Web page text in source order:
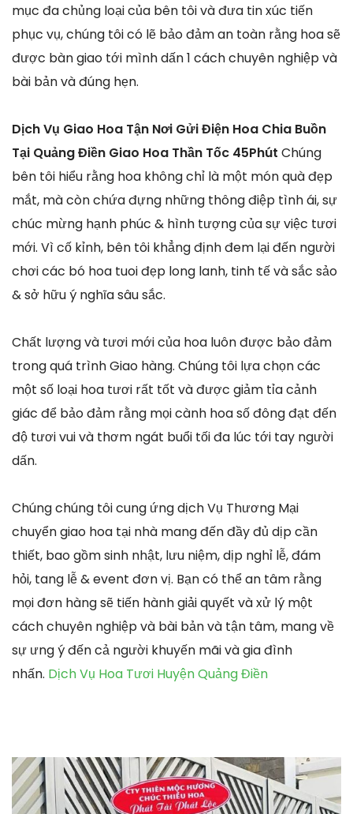
mục đa chủng loại của bên tôi và đưa tin xúc tiến
phục vụ, chúng tôi có lẽ bảo đảm an toàn rằng hoa sẽ
được bàn giao tới mình dấn 1 cách chuyên nghiệp và
bài bản và đúng hẹn.
Dịch Vụ Giao Hoa Tận Nơi Gửi Điện Hoa Chia Buồn
Tại Quảng Điền Giao Hoa Thần Tốc 45Phút Chúng
bên tôi hiểu rằng hoa không chỉ là một món quà đẹp
mắt, mà còn chứa đựng những thông điệp tình ái, sự
chúc mừng hạnh phúc & hình tượng của sự việc tươi
mới. Vì cố kỉnh, bên tôi khẳng định đem lại đến người
chơi các bó hoa tuoi đẹp long lanh, tinh tế và sắc sảo
& sở hữu ý nghĩa sâu sắc.
Chất lượng và tươi mới của hoa luôn được bảo đảm
trong quá trình Giao hàng. Chúng tôi lựa chọn các
một số loại hoa tươi rất tốt và được giảm tỉa cảnh
giác để bảo đảm rằng mọi cành hoa số đông đạt đến
độ tươi vui và thơm ngát buổi tối đa lúc tới tay người
dấn.
Chúng chúng tôi cung ứng dịch Vụ Thương Mại
chuyển giao hoa tại nhà mang đến đầy đủ dịp cần
thiết, bao gồm sinh nhật, lưu niệm, dịp nghỉ lễ, đám
hỏi, tang lễ & event đơn vị. Bạn có thể an tâm rằng
mọi đơn hàng sẽ tiến hành giải quyết và xử lý một
cách chuyên nghiệp và bài bản và tận tâm, mang về
sự ưng ý đến cả người khuyến mãi và gia đình
nhấn. Dịch Vụ Hoa Tươi Huyện Quảng Điền